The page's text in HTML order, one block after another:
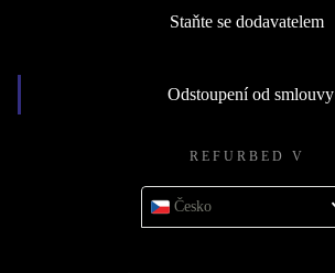
Staňte se dodavatelem
Odstoupení od smlouvy
REFURBED V
Česko